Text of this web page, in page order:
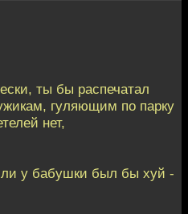
ты бы распечатал
гуляющим по парку
нет,
у бабушки был бы хуй -